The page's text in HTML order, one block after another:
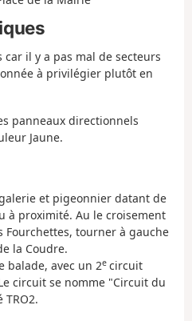
car il y a pas mal de secteurs
à privilégier plutôt en
panneaux directionnels
Jaune.
et pigeonnier datant de
à proximité. Au le croisement
Fourchettes, tourner à gauche
la Coudre.
balade, avec un 2e circuit
circuit se nomme "Circuit du